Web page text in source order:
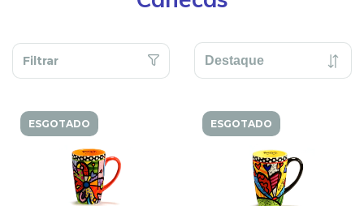
Filtrar
ESGOTADO ESGOTADO